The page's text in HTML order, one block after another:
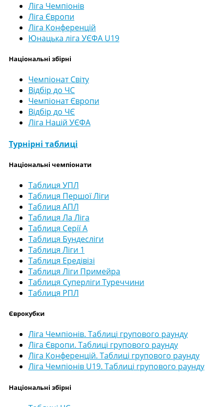
Ліга Чемпіонів
Ліга Європи
Ліга Конференцій
Юнацька ліга УЄФА U19
Національні збірні
Чемпіонат Світу
Відбір до ЧС
Чемпіонат Європи
Відбір до ЧЄ
Ліга Націй УЄФА
Турнірні таблиці
Національні чемпіонати
Таблиця УПЛ
Таблиця Першої Ліги
Таблиця АПЛ
Таблиця Ла Ліга
Таблиця Серії А
Таблиця Бундесліги
Таблиця Ліги 1
Таблиця Ередівізі
Таблиця Ліги Примейра
Таблиця Суперліги Туреччини
Таблиця РПЛ
Єврокубки
Ліга Чемпіонів. Таблиці групового раунду
Ліга Європи. Таблиці групового раунду
Ліга Конференцій. Таблиці групового раунду
Ліга Чемпіонів U19. Таблиці групового раунду
Національні збірні